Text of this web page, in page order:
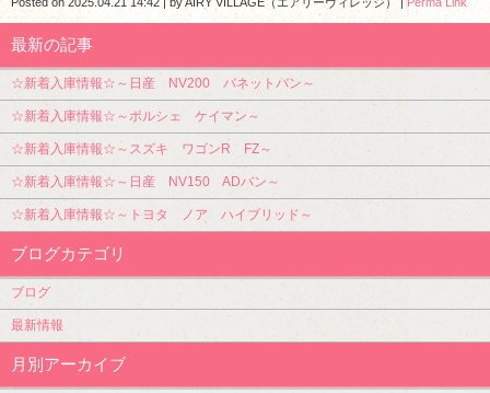
最新の記事
☆新着入庫情報☆～日産 NV200 バネットバン～
☆新着入庫情報☆～ポルシェ ケイマン～
☆新着入庫情報☆～スズキ ワゴンR FZ～
☆新着入庫情報☆～日産 NV150 ADバン～
☆新着入庫情報☆～トヨタ ノア ハイブリッド～
ブログカテゴリ
ブログ
最新情報
月別アーカイブ